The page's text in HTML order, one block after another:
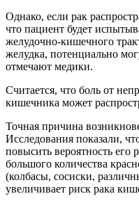
Однако, если рак
что пациент будет
желудочно-кишечного
желудка, потенциально
отмечают медики.
Считается, что боль от
кишечника может
Точная причина
Исследования показали,
повысить вероятность его
большого количества
(колбасы, сосиски,
увеличивает риск рака